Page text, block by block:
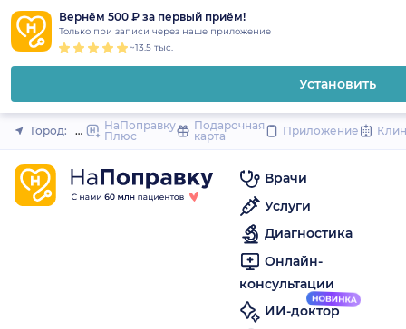
Вернём 500 ₽ за первый приём!
Только при записи через наше приложение
~13.5 тыс.
Установить
Закрыть
Город: ОмскНаПоправку
Плюс
Подарочная
карта
Приложение
Врачи
Услуги
Диагностика
Онлайн-
консультации
ИИ-доктор